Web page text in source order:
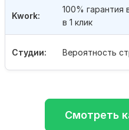
Студии: Вероятность
Kwork:
100% гарантия
в 1 клик
Смотреть